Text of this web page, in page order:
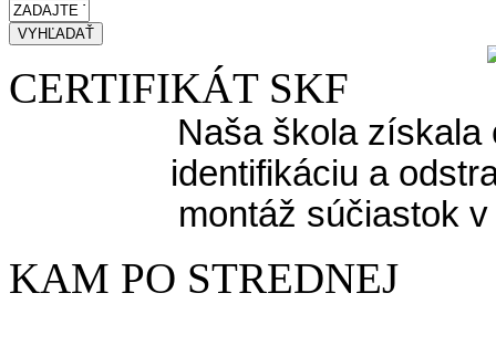
CERTIFIKÁT SKF
Naša škola získala
identifikáciu a
montáž súčiastok
KAM PO STREDNEJ